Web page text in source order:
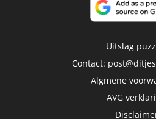
Uitslag
Contact:
Algmene
AVG